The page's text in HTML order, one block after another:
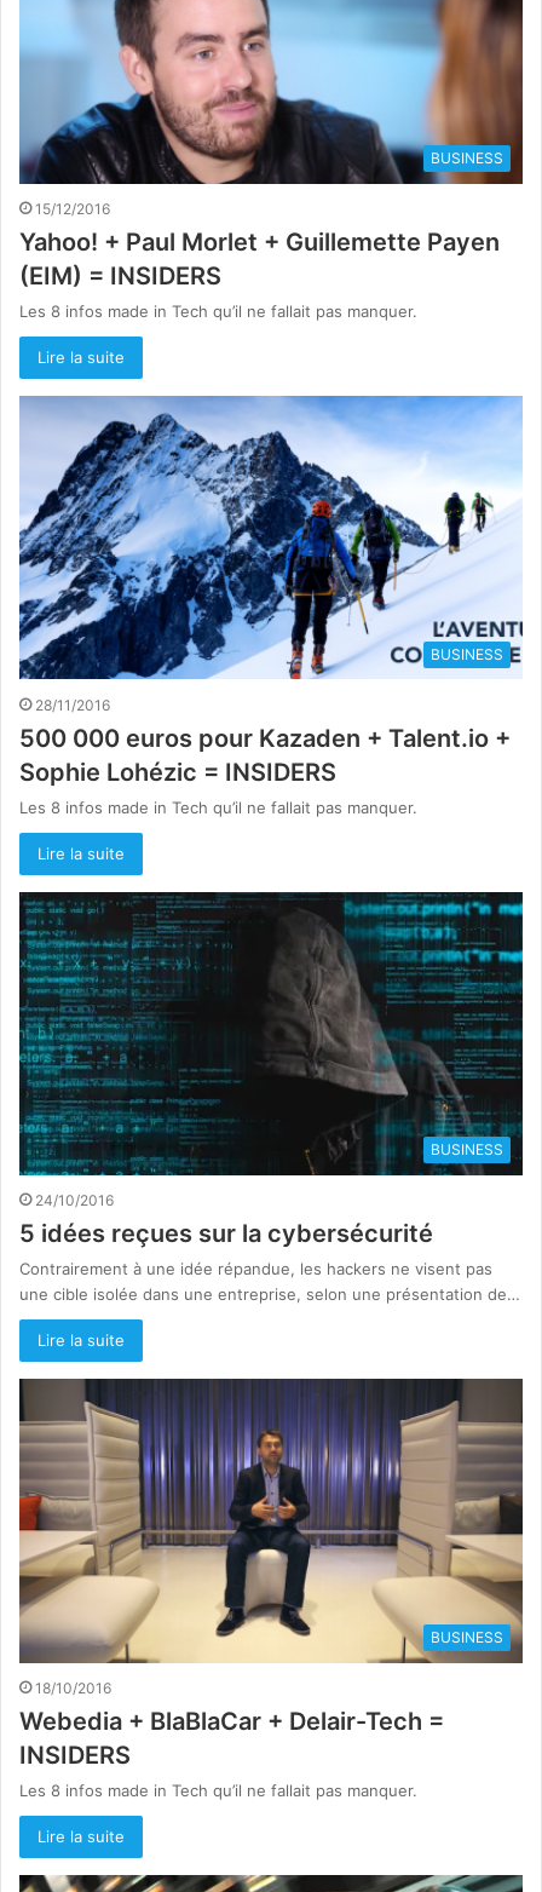
BUSINESS
15/12/2016
Yahoo! + Paul Morlet + Guillemette Payen
(EIM) = INSIDERS
Les 8 infos made in Tech qu’il ne fallait pas manquer.
Lire la suite
BUSINESS
28/11/2016
500 000 euros pour Kazaden + Talent.io +
Sophie Lohézic = INSIDERS
Les 8 infos made in Tech qu’il ne fallait pas manquer.
Lire la suite
BUSINESS
24/10/2016
5 idées reçues sur la cybersécurité
Contrairement à une idée répandue, les hackers ne visent pas
une cible isolée dans une entreprise, selon une présentation de…
Lire la suite
BUSINESS
18/10/2016
Webedia + BlaBlaCar + Delair-Tech =
INSIDERS
Les 8 infos made in Tech qu’il ne fallait pas manquer.
Lire la suite